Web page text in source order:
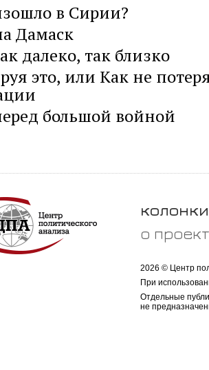
в Сирии?
Дамаск
далеко, так близко
это, или Как не
большой войной
колонки
о
2026 © Центр
При
Отдельные
не